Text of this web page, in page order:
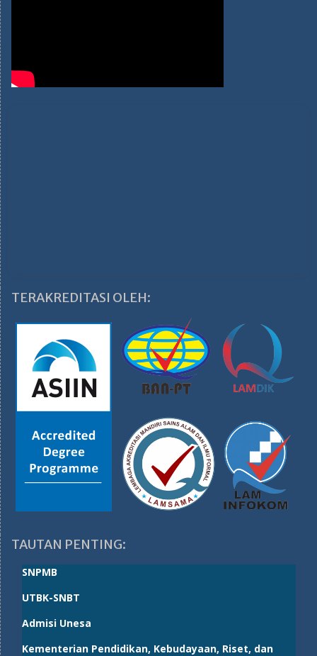
TERAKREDITASI OLEH:
TAUTAN PENTING:
SNPMB
UTBK-SNBT
Admisi Unesa
Kementerian Pendidikan, Kebudayaan, Riset, dan